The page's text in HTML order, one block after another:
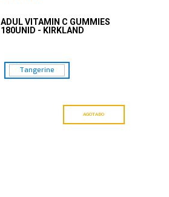
ADUL VITAMIN C GUMMIES
180UNID - KIRKLAND
Tangerine
AGOTADO